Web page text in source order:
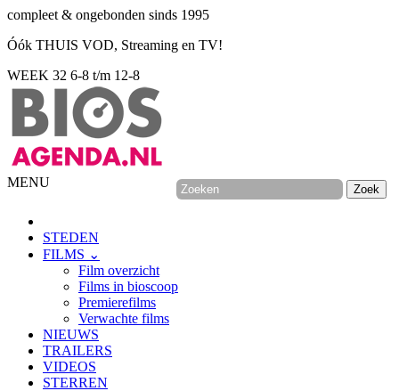
compleet & ongebonden sinds 1995
Óók THUIS VOD, Streaming en TV!
WEEK 32 6-8 t/m 12-8
MENU
STEDEN
FILMS ⌄
Film overzicht
Films in bioscoop
Premierefilms
Verwachte films
NIEUWS
TRAILERS
VIDEOS
STERREN